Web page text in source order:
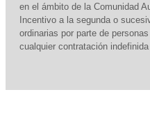
en el ámbito de la Comunidad
Incentivo a la segunda o
ordinarias por parte de
cualquier contratación